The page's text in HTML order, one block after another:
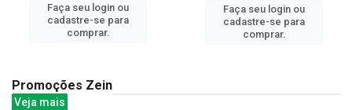
Faça seu login ou
cadastre-se para
comprar.
Faça seu login ou
cadastre-se para
comprar.
Promoções Zein
Veja mais